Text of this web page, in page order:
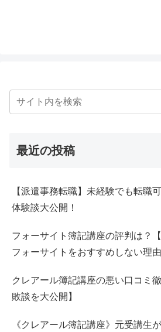
最近の投稿
【派遣事務転職】未経験でも転職
体験談大公開！
フォーサイト簿記講座の評判は？
フォーサイトをおすすめしない理由
クレアール簿記講座の悪い口コミ
敗談を大公開】
《クレアール簿記講座》元受講生